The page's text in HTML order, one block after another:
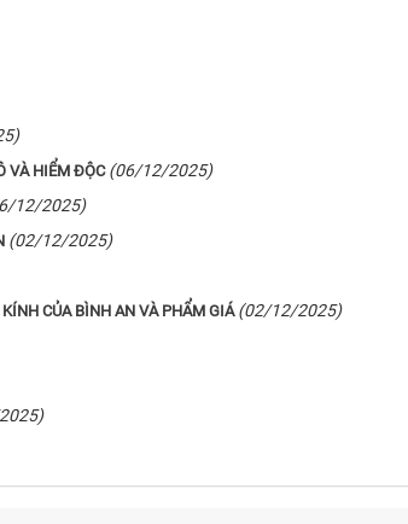
VÀ HIỂM ĐỘC (06/12/2025)
12/2025)
(02/12/2025)
CỦA BÌNH AN VÀ PHẨM GIÁ (02/12/2025)